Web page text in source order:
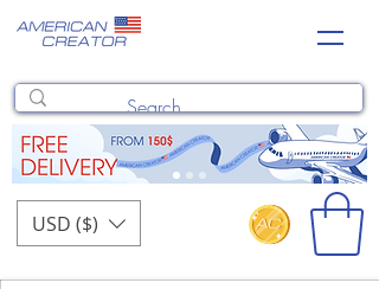
USD ($)